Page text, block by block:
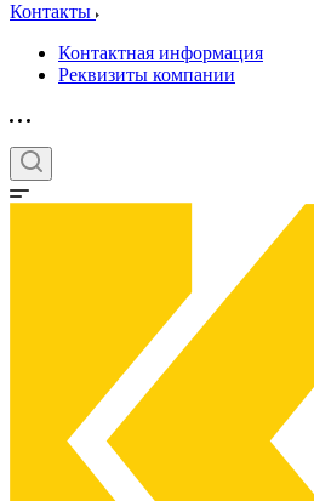
Контакты
Контактная информация
Реквизиты компании